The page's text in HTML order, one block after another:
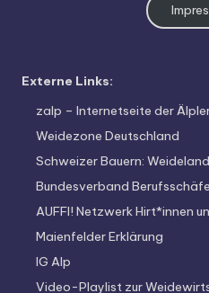
Externe Links:
zalp – Internetseite der
Weidezone Deutschland
Schweizer Bauern:
Bundesverband
AUFFI! Netzwerk Hirt*innen
Maienfelder Erklärung
IG Alp
Video-Playlist zur